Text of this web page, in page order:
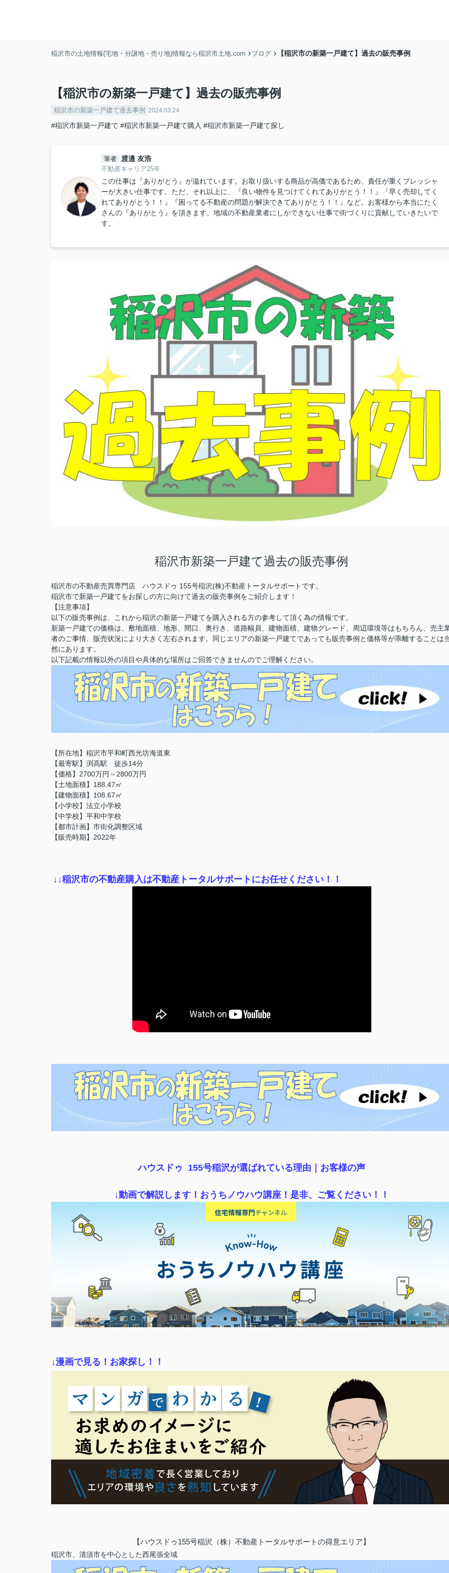
稲沢市の土地情報(宅地・分譲地・売り地)情報なら稲沢市土地.com ブログ 【稲沢市の新築一戸建て】過去の販売事例
【稲沢市の新築一戸建て】過去の販売事例
稲沢市の新築一戸建て過去事例 2024.03.24
#稲沢市新築一戸建て #稲沢市新築一戸建て購入 #稲沢市新築一戸建て探し
筆者 渡邉 友浩
不動産キャリア25年
この仕事は『ありがとう』が溢れています。お取り扱いする商品が高価であるため、責任が重くプレッシャ
ーが大きい仕事です。ただ、それ以上に、『良い物件を見つけてくれてありがとう！！』『早く売却してく
れてありがとう！！』『困ってる不動産の問題が解決できてありがとう！！』など。お客様から本当にたく
さんの『ありがとう』を頂きます。地域の不動産業者にしかできない仕事で街づくりに貢献していきたいで
す。
稲沢市新築一戸建て過去の販売事例
稲沢市の不動産売買専門店 ハウスドゥ 155号稲沢(株)不動産トータルサポートです。
稲沢市で新築一戸建てをお探しの方に向けて過去の販売事例をご紹介します！
【注意事項】
以下の販売事例は、これから稲沢の新築一戸建てを購入される方の参考して頂く為の情報です。
新築一戸建ての価格は、敷地面積、地形、間口、奥行き、道路幅員、建物面積、建物グレード、周辺環境等はもちろん、売主
者のご事情、販売状況により大きく左右されます。同じエリアの新築一戸建てであっても販売事例と価格等が乖離することは
然にあります。
以下記載の情報以外の項目や具体的な場所はご回答できませんのでご理解ください。
【所在地】稲沢市平和町西光坊海道東
【最寄駅】渕高駅 徒歩14分
【価格】2700万円～2800万円
【土地面積】188.47㎡
【建物面積】108.67㎡
【小学校】法立小学校
【中学校】平和中学校
【都市計画】市街化調整区域
【販売時期】2022年
↓ ↓稲沢市の不動産購入は不動産トータルサポートにお任せください！！
ハウスドゥ 155号稲沢が選ばれている理由｜ お客様の声
↓動画で解説します！おうちノウハウ講座！是非、ご覧ください！！
↓漫画で見る！お家探し！！
【ハウスドゥ155号稲沢（株）不動産トータルサポートの得意エリア】
稲沢市、清須市を中心とした西尾張全域